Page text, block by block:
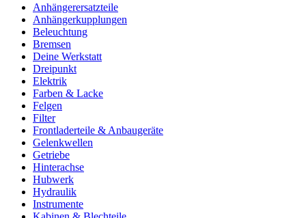
Anhängerersatzteile
Anhängerkupplungen
Beleuchtung
Bremsen
Deine Werkstatt
Dreipunkt
Elektrik
Farben & Lacke
Felgen
Filter
Frontladerteile & Anbaugeräte
Gelenkwellen
Getriebe
Hinterachse
Hubwerk
Hydraulik
Instrumente